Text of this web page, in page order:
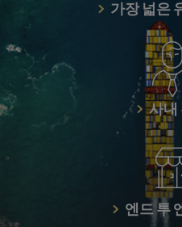
가장 넓은
사내
엔드 투